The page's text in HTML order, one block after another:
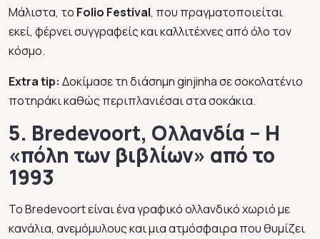
Μάλιστα, το Folio Festival, που πραγματοποιείται
εκεί, φέρνει συγγραφείς και καλλιτέχνες από όλο τον
κόσμο.
Extra tip: Δοκίμασε τη διάσημη ginjinha σε σοκολατένιο
ποτηράκι καθώς περιπλανιέσαι στα σοκάκια.
5. Bredevoort, Ολλανδία – Η
«πόλη των βιβλίων» από το
1993
Το Bredevoort είναι ένα γραφικό ολλανδικό χωριό με
κανάλια, ανεμόμυλους και μια ατμόσφαιρα που θυμίζει